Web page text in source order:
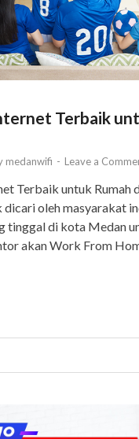
Terbaik
medanwifi - Leave a
Terbaik untuk Rumah
dicari oleh masyarakat
tinggal di kota Medan
akan Work From